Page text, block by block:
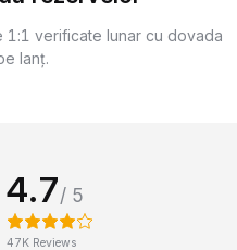
1:1 verificate lunar cu dovada
lanț.
4.7/ 5
47K Reviews